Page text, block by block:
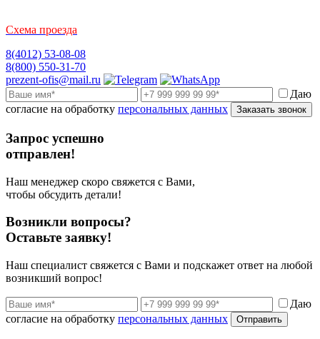
Схема проезда
8(4012) 53-08-08
8(800) 550-31-70
prezent-ofis@mail.ru
Даю
согласие на обработку персональных данных Заказать звонок
Запрос успешно
отправлен!
Наш менеджер скоро свяжется с Вами,
чтобы обсудить детали!
Возникли вопросы?
Оставьте заявку!
Наш специалист свяжется с Вами и подскажет ответ на любой
возникший вопрос!
Даю
согласие на обработку персональных данных Отправить